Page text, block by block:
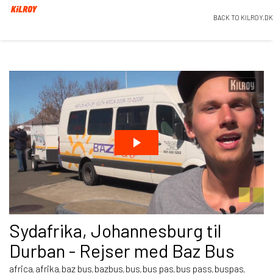
BACK TO KILROY.DK
Sydafrika, Johannesburg til
Durban - Rejser med Baz Bus
africa, afrika, baz bus, bazbus, bus, bus pas, bus pass, buspas,